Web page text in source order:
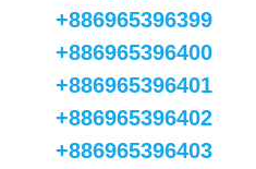
+886965396399
+886965396400
+886965396401
+886965396402
+886965396403